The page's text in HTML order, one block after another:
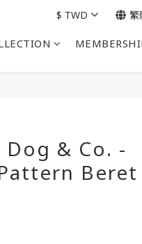
$ TWD 繁
Dog & Co. -
Beret